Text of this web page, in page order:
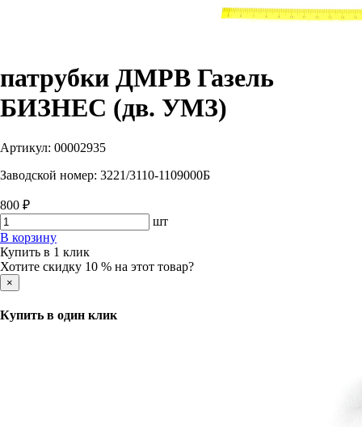
патрубки ДМРВ Газель
БИЗНЕС (дв. УМЗ)
Артикул: 00002935
Заводской номер: 3221/3110-1109000Б
800 ₽
шт
В корзину
Купить в 1 клик
Хотите скидку 10 % на этот товар?
×
Купить в один клик